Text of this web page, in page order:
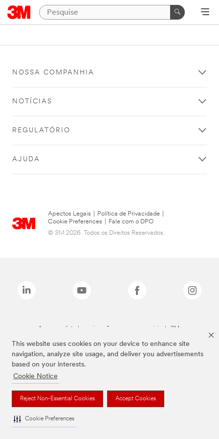
This website uses cookies on your device to enhance site
navigation, analyze site usage, and deliver you advertisements
based on your interests.
Cookie Notice
Reject Non-Essential Cookies Accept Cookies
Cookie Preferences
NOSSA COMPANHIA
NOTÍCIAS
REGULATÓRIO
AJUDA
Apectos Legais Política de Privacidade
Cookie Preferences
Fale com o DPO
© 3M 2026. Todos os Direitos Reservados.
As marcas listadas a cima são marcas comerciais da 3M.